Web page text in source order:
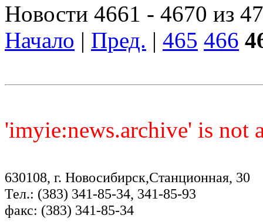
Новости 4661 - 4670 из
Начало | Пред. | 465 466
'imyie:news.archive' is not
630108, г. Новосибирск,Станционная, 30
Тел.: (383) 341-85-34, 341-85-93
факс: (383) 341-85-34